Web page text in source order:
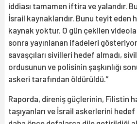
iddiası tamamen iftira ve yalandır.
İsrail kaynaklarıdır. Bunu teyit eden
kaynak yoktur. O gün çekilen
sonra yayınlanan ifadeleri
savaşçıları sivilleri hedef almadı,
ordusunun ve polisinin şaşkınlığı
askeri tarafından öldürüldü.”
Raporda, direniş güçlerinin, Filistin
taşıyanları ve İsrail askerlerini hedef